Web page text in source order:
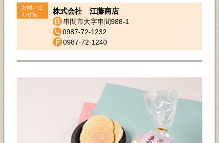
お問い合
わせ先
株式会社 江藤商店
串間市大字串間988-1
0987-72-1232
0987-72-1240